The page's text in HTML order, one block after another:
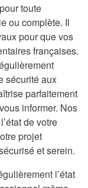
toute
ou complète. Il
pour que vos
françaises.
sécurité aux
parfaitement
informer. Nos
de votre
projet
et serein.
l’état